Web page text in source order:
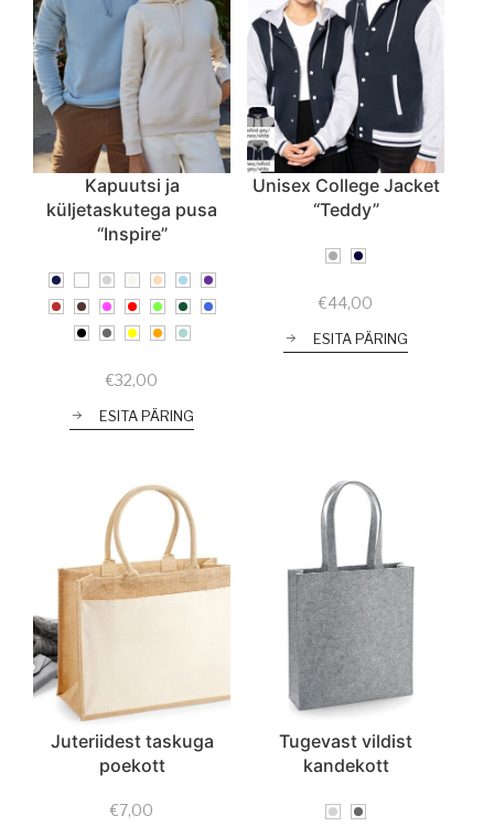
Kapuutsi ja
küljetaskutega pusa
“Inspire”
€32,00
ESITA PÄRING
Unisex College Jacket
“Teddy”
€44,00
ESITA PÄRING
Juteriidest taskuga
poekott
€7,00
Tugevast vildist
kandekott